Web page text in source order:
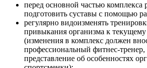
перед основной частью
подготовить суставы с помощью
регулярно видоизменять
привыкания организма к
(изменения в комплекс должен
профессиональный фитнес-
представление об особенностях